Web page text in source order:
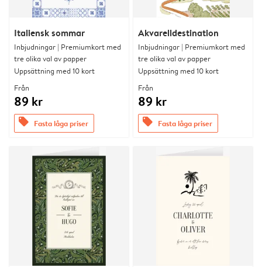
Italiensk sommar
Inbjudningar | Premiumkort med
tre olika val av papper
Uppsättning med 10 kort
Från
89 kr
offers Fasta låga priser
Akvarelldestination
Inbjudningar | Premiumkort med
tre olika val av papper
Uppsättning med 10 kort
Från
89 kr
offers Fasta låga priser